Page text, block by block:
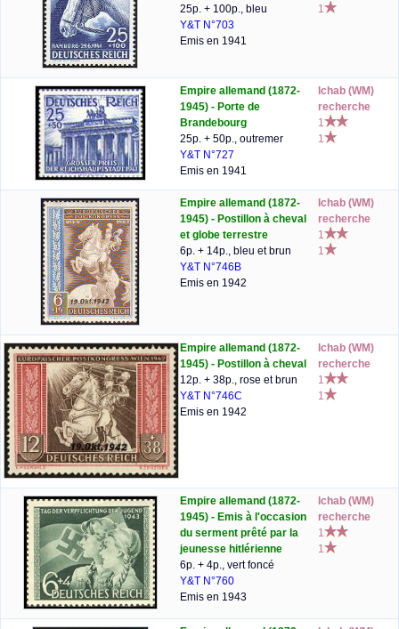
25p. + 100p., bleu
Y&T N°703
Emis en 1941
1
Empire allemand (1872-
1945) - Porte de
Brandebourg
25p. + 50p., outremer
Y&T N°727
Emis en 1941
lchab (WM)
recherche
1
1
Empire allemand (1872-
1945) - Postillon à cheval
et globe terrestre
6p. + 14p., bleu et brun
Y&T N°746B
Emis en 1942
lchab (WM)
recherche
1
1
Empire allemand (1872-
1945) - Postillon à cheval
12p. + 38p., rose et brun
Y&T N°746C
Emis en 1942
lchab (WM)
recherche
1
1
Empire allemand (1872-
1945) - Emis à l'occasion
du serment prêté par la
jeunesse hitlérienne
6p. + 4p., vert foncé
Y&T N°760
Emis en 1943
lchab (WM)
recherche
1
1